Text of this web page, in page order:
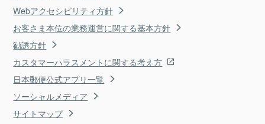
Webアクセシビリティ方針
お客さま本位の業務運営に関する基本方針
勧誘方針
カスタマーハラスメントに関する考え方
日本郵便公式アプリ一覧
ソーシャルメディア
サイトマップ